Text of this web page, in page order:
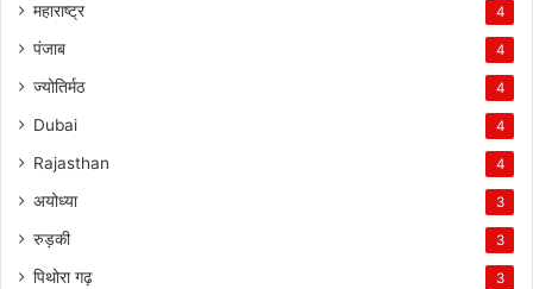
महाराष्ट्र 4
पंजाब 4
ज्योतिर्मठ 4
Dubai 4
Rajasthan 4
अयोध्या 3
रुड़की 3
पिथोरा गढ़ 3